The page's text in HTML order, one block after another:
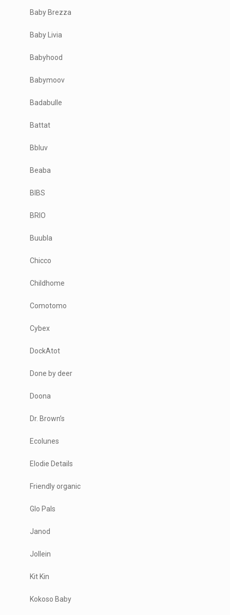
Baby Brezza
Baby Livia
Babyhood
Babymoov
Badabulle
Battat
Bbluv
Beaba
BIBS
BRIO
Buubla
Chicco
Childhome
Comotomo
Cybex
DockAtot
Done by deer
Doona
Dr. Brown’s
Ecolunes
Elodie Details
Friendly organic
Glo Pals
Janod
Jollein
Kit Kin
Kokoso Baby